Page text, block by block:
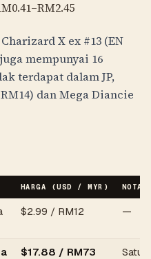
–RM2.45
X ex #13 (EN
juga mempunyai 16
terdapat dalam JP,
RM14) dan Mega Diancie
HARGA (USD / MYR) NOTA
$2.99 / RM12 —
$17.88 / RM73 Satu-